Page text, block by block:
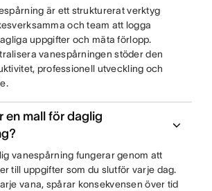
är ett strukturerat verktyg
och team att logga
uppgifter och mäta förlopp.
vanespårningen stöder den
professionell utveckling och
en mall för daglig
vanespårning fungerar genom att
till uppgifter som du slutför varje dag.
vana, spårar konsekvensen över tid